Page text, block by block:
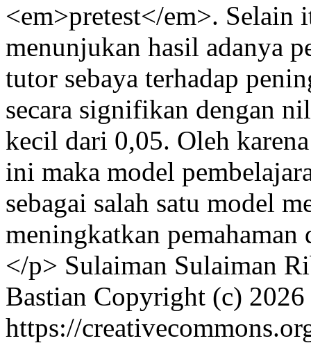
<em>pretest</em>.
menunjukan hasil adanya
tutor sebaya terhadap
secara signifikan dengan
kecil dari 0,05. Oleh
ini maka model
sebagai salah satu model
meningkatkan pemahaman
</p> Sulaiman Sulaiman
Bastian Copyright (c) 2026
https://